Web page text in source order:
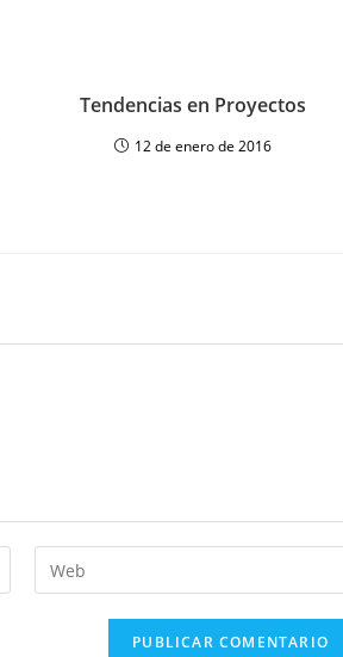
Tendencias en Proyectos
12 de enero de 2016